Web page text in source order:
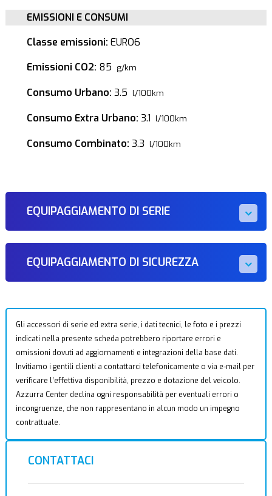
EMISSIONI E CONSUMI
Classe emissioni: EURO6
Emissioni CO2: 85 g/km
Consumo Urbano: 3.5 l/100km
Consumo Extra Urbano: 3.1 l/100km
Consumo Combinato: 3.3 l/100km
EQUIPAGGIAMENTO DI SERIE
EQUIPAGGIAMENTO DI SICUREZZA
Gli accessori di serie ed extra serie, i dati tecnici, le foto e i prezzi
indicati nella presente scheda potrebbero riportare errori e
omissioni dovuti ad aggiornamenti e integrazioni della base dati.
Invitiamo i gentili clienti a contattarci telefonicamente o via e-mail per
verificare l’effettiva disponibilità, prezzo e dotazione del veicolo.
Azzurra Center declina ogni responsabilità per eventuali errori o
incongruenze, che non rappresentano in alcun modo un impegno
contrattuale.
CONTATTACI